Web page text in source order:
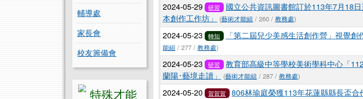
輔導處
家長會
校友籌備會
2024-05-29 研習
國立公共資訊圖書館訂於113年7月18
本創作工作坊」
(藝術才能組 / 260 / 教務處)
2024-05-23 轉知 「第二屆兒少美感生活創作營」視覺
能組 / 277 / 教務處)
2024-05-23 研習
教育部高級中等學校美術學科中心「
蘭陽･藝境走讀」
(藝術才能組 / 287 / 教務處)
2024-05-20 賀賀賀 806林瑜庭榮獲113年花蓮縣縣長盃